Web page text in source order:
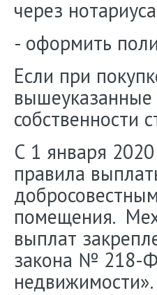
через
- оформить
Если при
собственности
С 1 января
правила
помещения.
выплат
закона № 218-
недвижимости».